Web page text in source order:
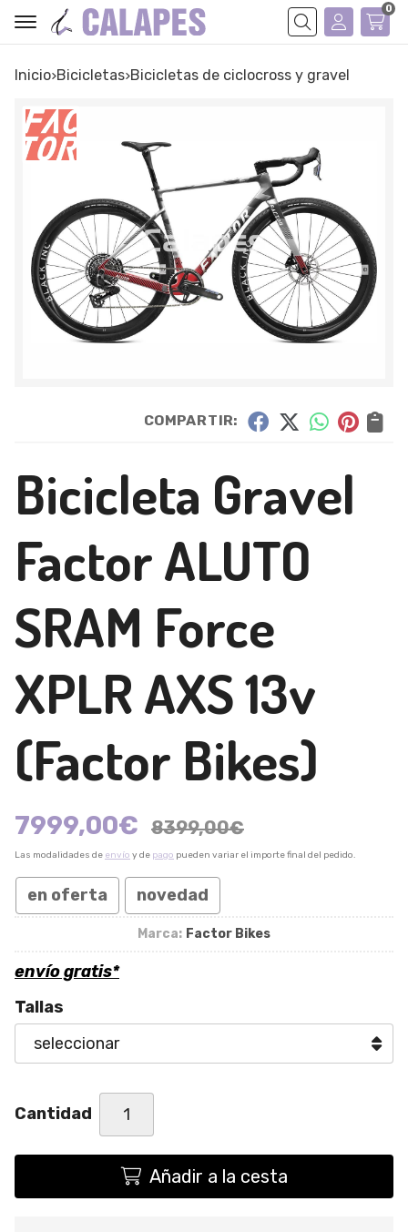
Buscar
0
Inicio bicicletas bicicletas de ciclocross y gravel
COMPARTIR:
Bicicleta Gravel
Factor ALUTO
SRAM Force
XPLR AXS 13v
(Factor Bikes)
7999,00€ 8399,00€
Las modalidades de envío y de pago pueden variar el importe final del pedido.
en oferta novedad
Marca: Factor Bikes
envío gratis*
Tallas
Cantidad
Añadir a la cesta